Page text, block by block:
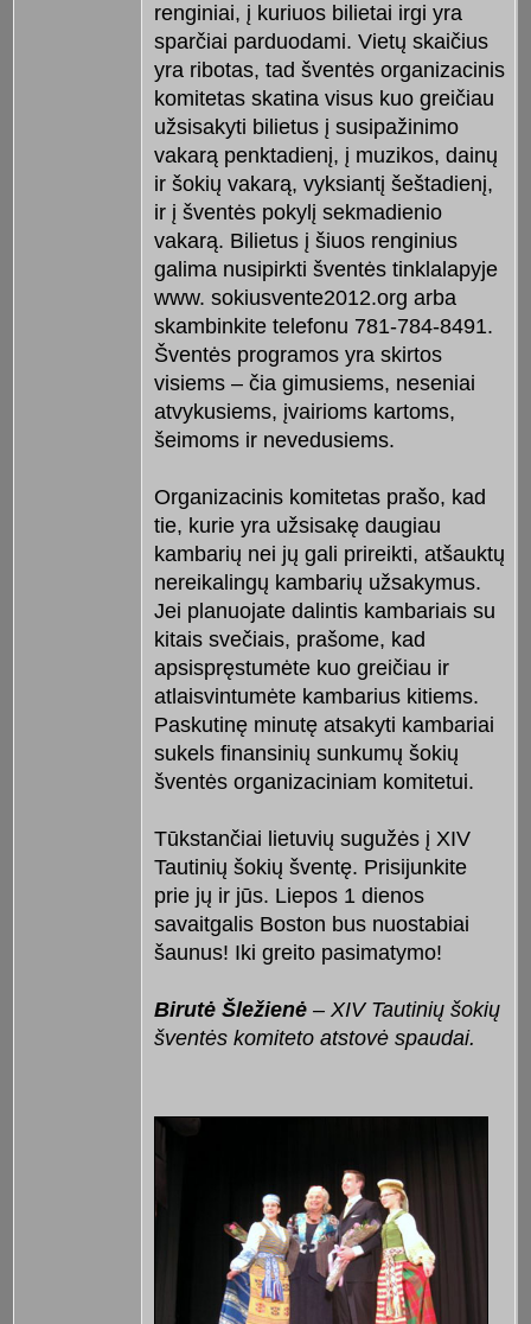
renginiai, į kuriuos bilietai irgi yra
sparčiai parduodami. Vietų skaičius
yra ribotas, tad šventės organizacinis
komitetas skatina visus kuo greičiau
užsisakyti bilietus į susipažinimo
vakarą penktadienį, į muzikos, dainų
ir šokių vakarą, vyksiantį šeštadienį,
ir į šventės pokylį sekmadienio
vakarą. Bilietus į šiuos renginius
galima nusipirkti šventės tinklalapyje
www. sokiusvente2012.org arba
skambinkite telefonu 781-784-8491.
Šventės programos yra skirtos
visiems – čia gimusiems, neseniai
atvykusiems, įvairioms kartoms,
šeimoms ir nevedusiems.
Organizacinis komitetas prašo, kad
tie, kurie yra užsisakę daugiau
kambarių nei jų gali prireikti, atšauktų
nereikalingų kambarių užsakymus.
Jei planuojate dalintis kambariais su
kitais svečiais, prašome, kad
apsispręstumėte kuo greičiau ir
atlaisvintumėte kambarius kitiems.
Paskutinę minutę atsakyti kambariai
sukels finansinių sunkumų šokių
šventės organizaciniam komitetui.
Tūkstančiai lietuvių sugužės į XIV
Tautinių šokių šventę. Prisijunkite
prie jų ir jūs. Liepos 1 dienos
savaitgalis Boston bus nuostabiai
šaunus! Iki greito pasimatymo!
Birutė Šležienė– XIV Tautinių šokių
šventės komiteto atstovė spaudai.